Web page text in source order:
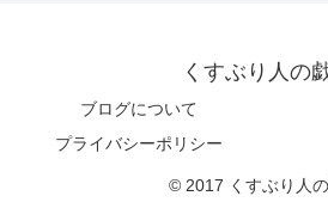
くすぶり人の
ブログについて
プライバシーポリシー
© 2017 くすぶり人